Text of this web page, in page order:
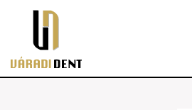
Váradident